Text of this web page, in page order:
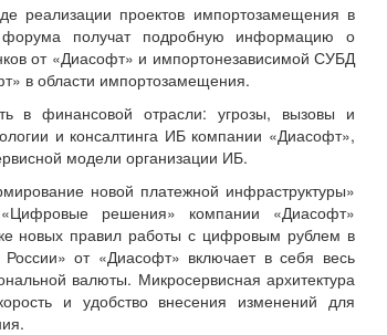
реализации проектов импортозамещения в
получат подробную информацию о
от «Диасофт» и импортонезависимой СУБД
в области импортозамещения.
в финансовой отрасли: угрозы, вызовы и
и консалтинга ИБ компании «Диасофт»,
модели организации ИБ.
новой платежной инфраструктуры»
решения» компании «Диасофт»
новых правил работы с цифровым рублем в
от «Диасофт» включает в себя весь
валюты. Микросервисная архитектура
и удобство внесения изменений для